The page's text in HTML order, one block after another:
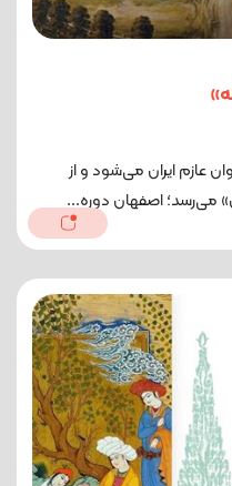
یک کاروان عازم ایران می‌شود و از
می‌رسد؛ اصفهان دوره...